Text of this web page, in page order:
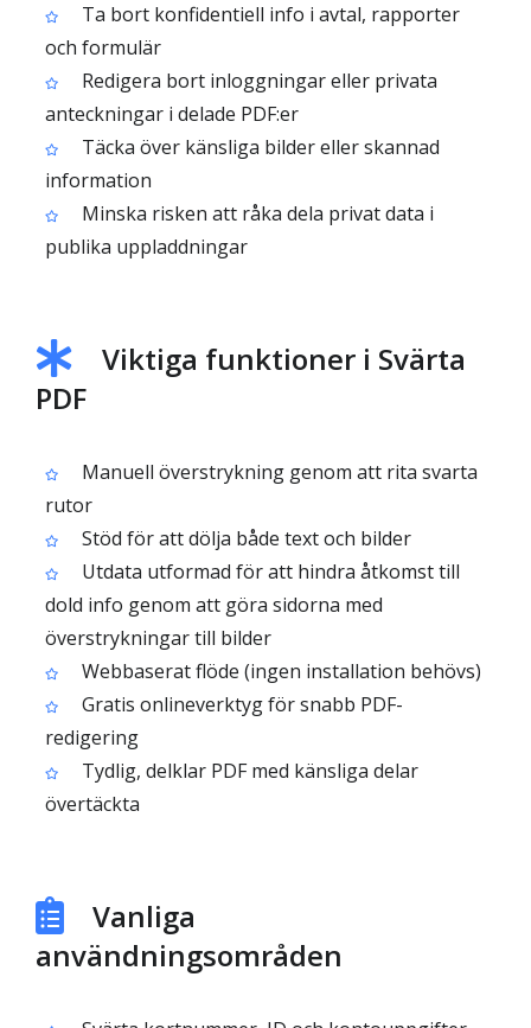
Ta bort konfidentiell info i avtal, rapporter
och formulär
Redigera bort inloggningar eller privata
anteckningar i delade PDF:er
Täcka över känsliga bilder eller skannad
information
Minska risken att råka dela privat data i
publika uppladdningar
Viktiga funktioner i Svärta
PDF
Manuell överstrykning genom att rita svarta
rutor
Stöd för att dölja både text och bilder
Utdata utformad för att hindra åtkomst till
dold info genom att göra sidorna med
överstrykningar till bilder
Webbaserat flöde (ingen installation behövs)
Gratis onlineverktyg för snabb PDF-
redigering
Tydlig, delklar PDF med känsliga delar
övertäckta
Vanliga
användningsområden